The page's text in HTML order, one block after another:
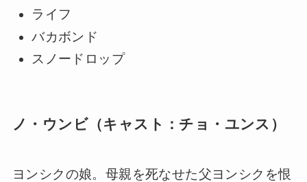
ライフ
バカボンド
スノードロップ
ノ・ウンビ（キャスト：チョ・ユンス）
ヨンシクの娘。母親を死なせた父ヨンシクを恨